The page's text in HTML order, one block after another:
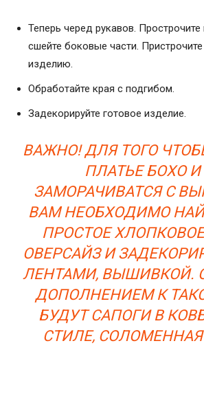
Теперь черед рукавов. Прострочите
сшейте боковые части.
изделию.
Обработайте края с подгибом.
Задекорируйте готовое изделие.
ВАЖНО! ДЛЯ ТОГО
ПЛАТЬЕ БОХО И
ЗАМОРАЧИВАТСЯ С
ВАМ НЕОБХОДИМО
ПРОСТОЕ
ОВЕРСАЙЗ И
ЛЕНТАМИ, ВЫШИВКОЙ.
ДОПОЛНЕНИЕМ К
БУДУТ САПОГИ В
СТИЛЕ,